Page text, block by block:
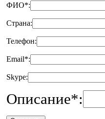
ФИО*:
Страна:
Телефон:
Email*:
Skype:
Описание*: